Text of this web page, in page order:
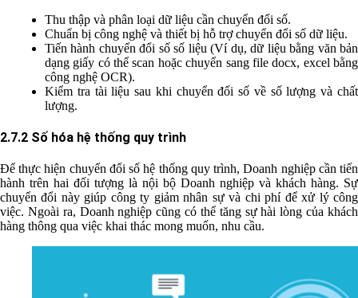
Thu thập và phân loại dữ liệu cần chuyển đổi số.
Chuẩn bị công nghệ và thiết bị hỗ trợ chuyển đổi số dữ liệu.
Tiến hành chuyển đổi số số liệu (Ví dụ, dữ liệu bằng văn bản
dạng giấy có thể scan hoặc chuyển sang file docx, excel bằng
công nghệ OCR).
Kiểm tra tài liệu sau khi chuyển đổi số về số lượng và chất
lượng.
2.7.2 Số hóa hệ thống quy trình
Để thực hiện chuyển đổi số hệ thống quy trình, Doanh nghiệp cần tiến
hành trên hai đối tượng là nội bộ Doanh nghiệp và khách hàng. Sự
chuyển đổi này giúp công ty giảm nhân sự và chi phí để xử lý công
việc. Ngoài ra, Doanh nghiệp cũng có thể tăng sự hài lòng của khách
hàng thông qua việc khai thác mong muốn, nhu cầu.